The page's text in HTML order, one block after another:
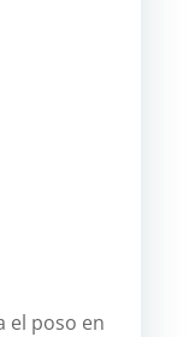
el poso en